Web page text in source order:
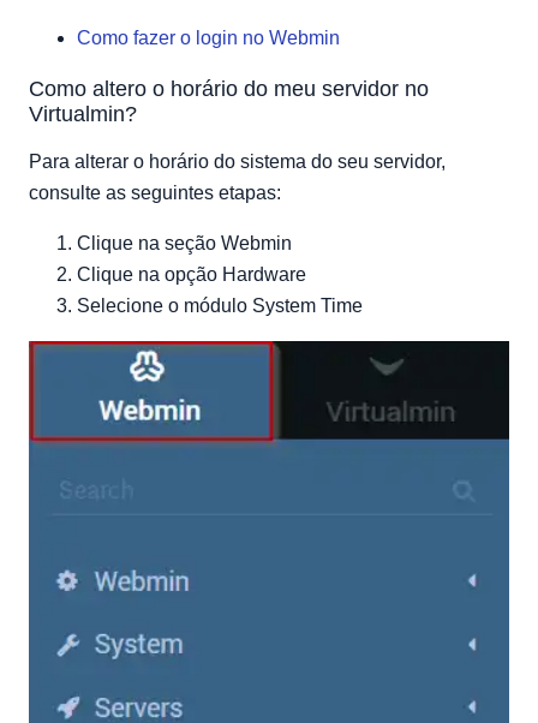
Como fazer o login no Webmin
Como altero o horário do meu servidor no
Virtualmin?
Para alterar o horário do sistema do seu servidor,
consulte as seguintes etapas:
Clique na seção Webmin
Clique na opção Hardware
Selecione o módulo System Time